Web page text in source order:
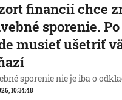
financií chce
sporenie.
musieť ušetriť
sporenie nie je iba o
10:34:48